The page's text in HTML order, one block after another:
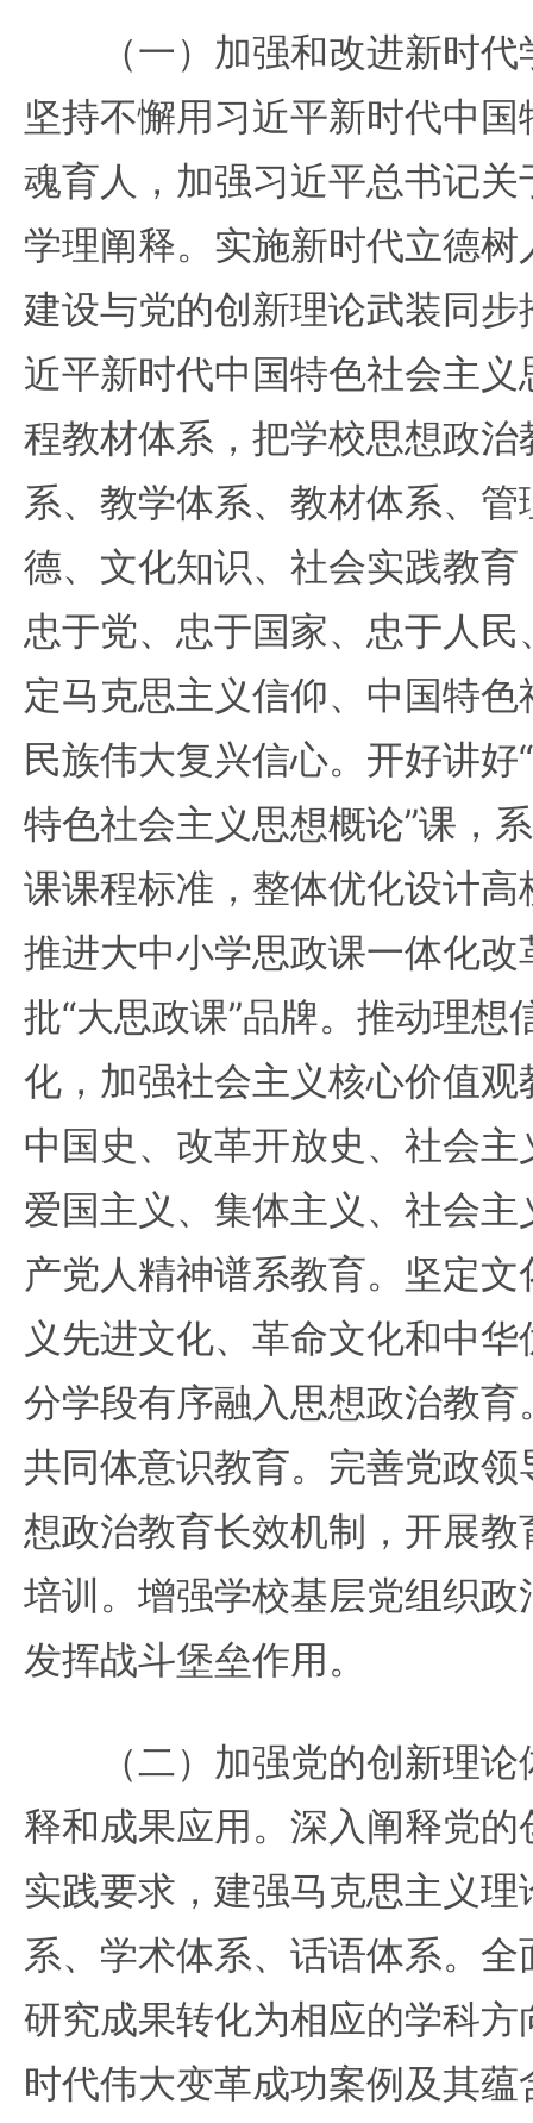
（一）加强和改进新时代
坚持不懈用习近平新时代中
魂育人，加强习近平总书记
学理阐释。实施新时代立德
建设与党的创新理论武装同
近平新时代中国特色社会主
程教材体系，把学校思想政
系、教学体系、教材体系、
德、文化知识、社会实践教
忠于党、忠于国家、忠于人
定马克思主义信仰、中国特
民族伟大复兴信心。开好讲好
特色社会主义思想概论”课，
课课程标准，整体优化设计
推进大中小学思政课一体化
批“大思政课”品牌。推动理想
化，加强社会主义核心价值
中国史、改革开放史、社会
爱国主义、集体主义、社会
产党人精神谱系教育。坚定
义先进文化、革命文化和中
分学段有序融入思想政治教
共同体意识教育。完善党政
想政治教育长效机制，开展
培训。增强学校基层党组织
发挥战斗堡垒作用。
（二）加强党的创新理论
释和成果应用。深入阐释党
实践要求，建强马克思主义
系、学术体系、话语体系。
研究成果转化为相应的学科
时代伟大变革成功案例及其